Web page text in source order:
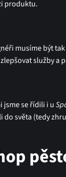
produktu.
musíme být
služby a
jsme se řídili i u
do světa (tedy